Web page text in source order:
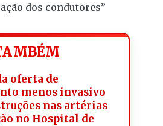
dos condutores”
oferta de
menos invasivo
nas artérias
no Hospital de